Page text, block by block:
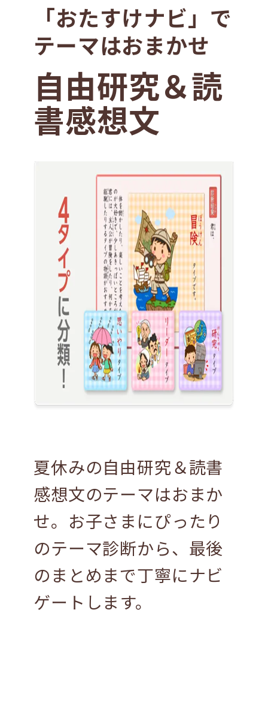
「おたすけナビ」で
テーマはおまかせ
自由研究＆読
書感想文
夏休みの自由研究＆読書
感想文のテーマはおまか
せ。お子さまにぴったり
のテーマ診断から、最後
のまとめまで丁寧にナビ
ゲートします。